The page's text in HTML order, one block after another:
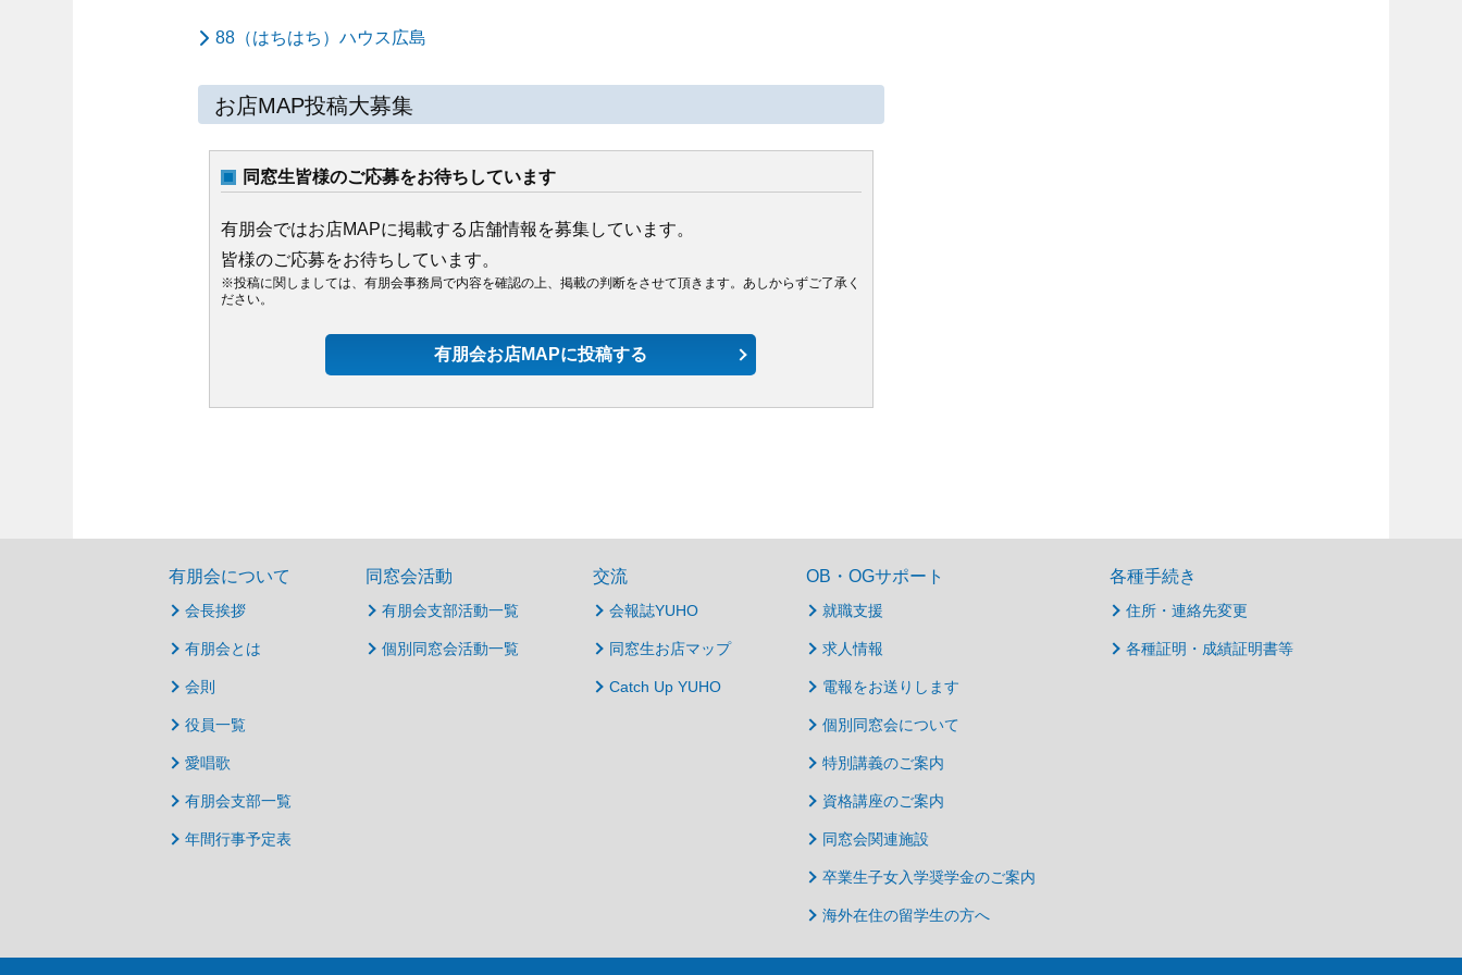
88（はちはち）ハウス広島
お店MAP投稿大募集
同窓生皆様のご応募をお待ちしています
有朋会ではお店MAPに掲載する店舗情報を募集しています。
皆様のご応募をお待ちしています。
※投稿に関しましては、有朋会事務局で内容を確認の上、掲載の判断をさせて頂きます。あしからずご了承く
ださい。
有朋会お店MAPに投稿する
有朋会について
会長挨拶
有朋会とは
会則
役員一覧
愛唱歌
有朋会支部一覧
年間行事予定表
同窓会活動
有朋会支部活動一覧
個別同窓会活動一覧
交流
会報誌YUHO
同窓生お店マップ
Catch Up YUHO
OB・OGサポート
就職支援
求人情報
電報をお送りします
個別同窓会について
特別講義のご案内
資格講座のご案内
同窓会関連施設
卒業生子女入学奨学金のご案内
海外在住の留学生の方へ
各種手続き
住所・連絡先変更
各種証明・成績証明書等